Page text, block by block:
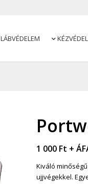
LÁBVÉDELEM 
1 000 Ft +
Kiváló
ujjvégekkel.